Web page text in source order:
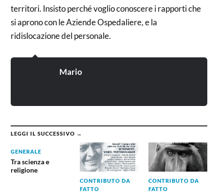
territori. Insisto perché voglio conoscere i rapporti che
si aprono con le Aziende Ospedaliere, e la
ridislocazione del personale.
Mario
LEGGI IL SUCCESSIVO →
GENERALE
Tra scienza e
religione
CONTRIBUTO DA
FATTO
CONTRIBUTO DA
FATTO